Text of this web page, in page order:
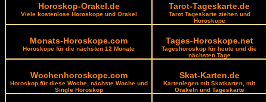
Horoskop-Orakel.de
Viele kostenlose Horoskope und Orakel
Tarot-Tageskarte.de
Tarot Tageskarte ziehen und
Horoskope
Monats-Horoskope.com
Horoskope für die nächsten 12 Monate
Tages-Horoskope.net
Tageshoroskop für heute und die
nächsten Tage
Wochenhoroskope.com
Horoskop für diese Woche, nächste Woche und
Single Horoskop
Skat-Karten.de
Kartenlegen mit Skatkarten, mit
Orakeln und Tageskarte